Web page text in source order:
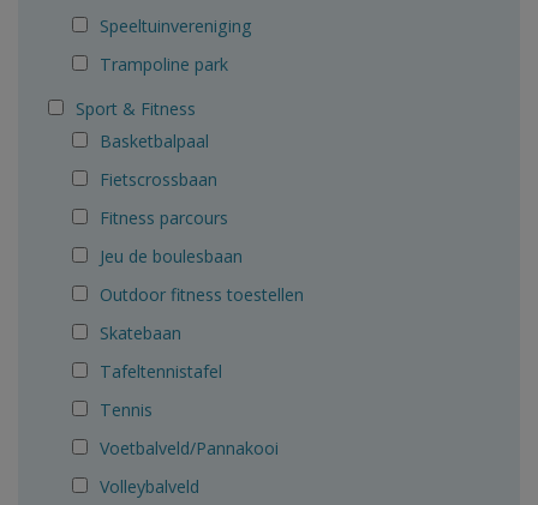
Speeltuinvereniging
Trampoline park
Sport & Fitness
Basketbalpaal
Fietscrossbaan
Fitness parcours
Jeu de boulesbaan
Outdoor fitness toestellen
Skatebaan
Tafeltennistafel
Tennis
Voetbalveld/Pannakooi
Volleybalveld